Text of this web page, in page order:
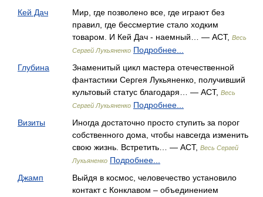
Кей Дач
Мир, где позволено все, где играют без
правил, где бессмертие стало ходким
товаром. И Кей Дач - наемный… — АСТ, Весь
Сергей Лукьяненко Подробнее...
Глубина
Знаменитый цикл мастера отечественной
фантастики Сергея Лукьяненко, получивший
культовый статус благодаря… — АСТ, Весь
Сергей Лукьяненко Подробнее...
Визиты
Иногда достаточно просто ступить за порог
собственного дома, чтобы навсегда изменить
свою жизнь. Встретить… — АСТ, Весь Сергей
Лукьяненко Подробнее...
Джамп
Выйдя в космос, человечество установило
контакт с Конклавом – объединением